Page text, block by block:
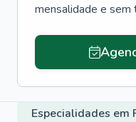
mensalidade e sem
Especialidades em